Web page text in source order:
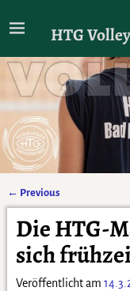
HTG
Artikelnavigation
← Previous
Die HTG-
sich
Veröffentlicht am